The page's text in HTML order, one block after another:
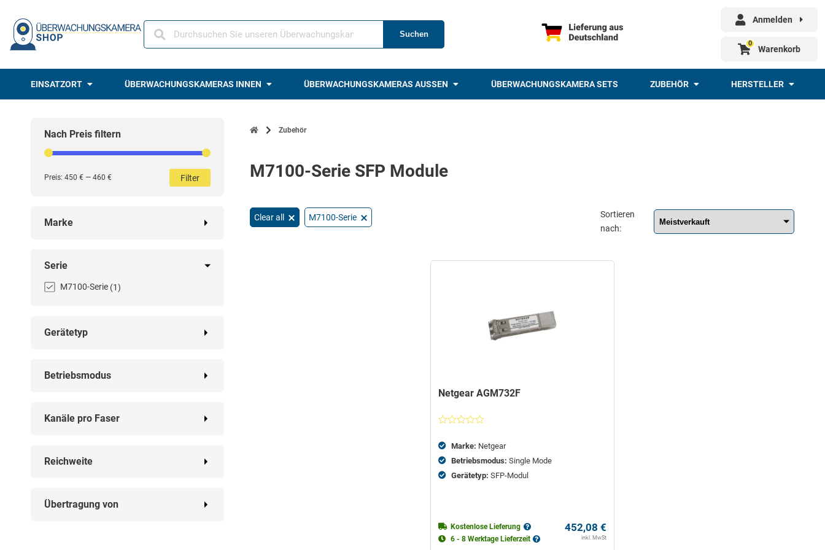
content
Suchen
Anmelden
0
Warenkorb
EINSATZORT ÜBERWACHUNGSKAMERAS INNEN ÜBERWACHUNGSKAMERAS AUSSEN ÜBERWACHUNGSKAMERA SETS ZUBEHÖR HERSTELLER
Nach Preis filtern
Filter
Preis: 450 € — 460 €
Marke
Serie
M7100-Serie (1)
Gerätetyp
Betriebsmodus
Kanäle pro Faser
Reichweite
Übertragung von
Zubehör
M7100-Serie SFP Module
Clear all M7100-Serie
Sortieren
nach:
Netgear AGM732F
bewertet
Marke: Netgear
Betriebsmodus: Single Mode
Gerätetyp: SFP-Modul
Kostenlose Lieferung
6 - 8 Werktage Lieferzeit
452,08 €
inkl. MwSt